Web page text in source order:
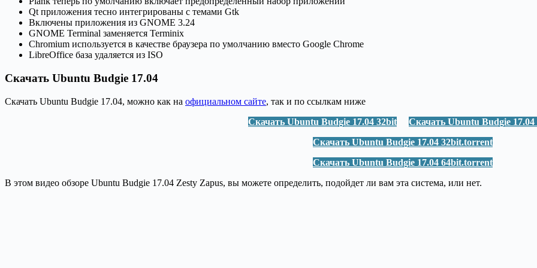
Qt приложения тесно интегрированы с темами Gtk
Включены приложения из GNOME 3.24
GNOME Terminal заменяется Terminix
Chromium используется в качестве браузера по умолчанию вместо Google Chrome
LibreOffice база удаляется из ISO
Скачать Ubuntu Budgie 17.04
Скачать Ubuntu Budgie 17.04, можно как на официальном сайте, так и по ссылкам ниже
Скачать Ubuntu Budgie 17.04 32bit
Скачать Ubuntu Budgie 17.04
Скачать Ubuntu Budgie 17.04 32bit.torrent
Скачать Ubuntu Budgie 17.04 64bit.torrent
В этом видео обзоре Ubuntu Budgie 17.04 Zesty Zapus, вы можете определить, подойдет ли вам эта система, или нет.